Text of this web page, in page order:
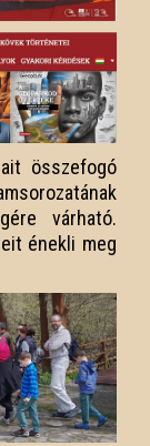
összefogó
várható.
énekli meg